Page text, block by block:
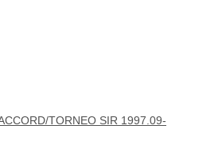
TORNEO SIR 1997.09-